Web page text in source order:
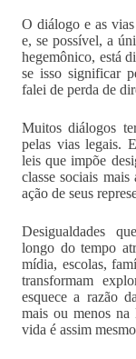
O diálogo e as
e, se possível, a
hegemônico, está
se isso significar
falei de perda de
Muitos diálogos
pelas vias legais.
leis que impõe
classe sociais mais
ação de seus
Desigualdades
longo do tempo
mídia, escolas,
transformam
esquece a razão
mais ou menos na
vida é assim